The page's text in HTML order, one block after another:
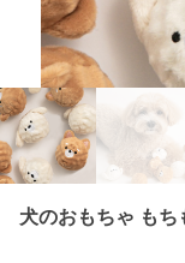
犬のおもちゃ もち